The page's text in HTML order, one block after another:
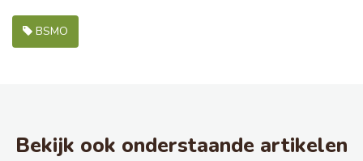
BSMO
Bekijk ook onderstaande artikelen